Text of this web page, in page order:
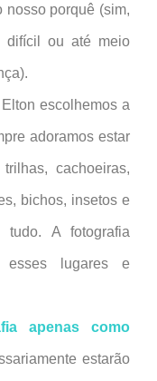
nosso porquê (sim,
difícil ou até meio
escolhemos a
adoramos estar
cachoeiras,
bichos, insetos e
tudo. A fotografia
lugares e
apenas como
estarão